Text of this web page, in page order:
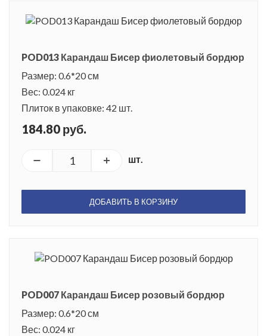
POD013 Карандаш Бисер фиолетовый бордюр
Размер: 0.6*20 см
Вес: 0.024 кг
Плиток в упаковке: 42 шт.
184.80 руб.
шт.
ДОБАВИТЬ В КОРЗИНУ
POD007 Карандаш Бисер розовый бордюр
Размер: 0.6*20 см
Вес: 0.024 кг